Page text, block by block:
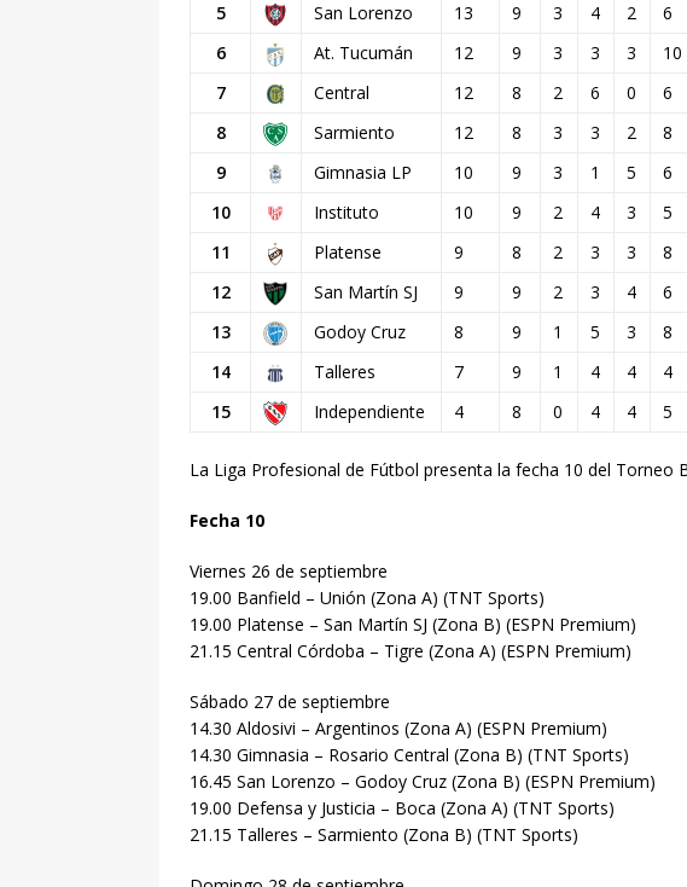
5
San Lorenzo 13 9 3 4 2 6
6
At. Tucumán 12 9 3 3 3 10
7
Central 12 8 2 6 0 6
8
Sarmiento 12 8 3 3 2 8
9
Gimnasia LP 10 9 3 1 5 6
10
Instituto 10 9 2 4 3 5
11
Platense 9 8 2 3 3 8
12
San Martín SJ 9 9 2 3 4 6
13
Godoy Cruz 8 9 1 5 3 8
14
Talleres 7 9 1 4 4 4
15
Independiente 4 8 0 4 4 5
La Liga Profesional de Fútbol presenta la fecha 10 del Torneo
Fecha 10
Viernes 26 de septiembre
19.00 Banfield – Unión (Zona A) (TNT Sports)
19.00 Platense – San Martín SJ (Zona B) (ESPN Premium)
21.15 Central Córdoba – Tigre (Zona A) (ESPN Premium)
Sábado 27 de septiembre
14.30 Aldosivi – Argentinos (Zona A) (ESPN Premium)
14.30 Gimnasia – Rosario Central (Zona B) (TNT Sports)
16.45 San Lorenzo – Godoy Cruz (Zona B) (ESPN Premium)
19.00 Defensa y Justicia – Boca (Zona A) (TNT Sports)
21.15 Talleres – Sarmiento (Zona B) (TNT Sports)